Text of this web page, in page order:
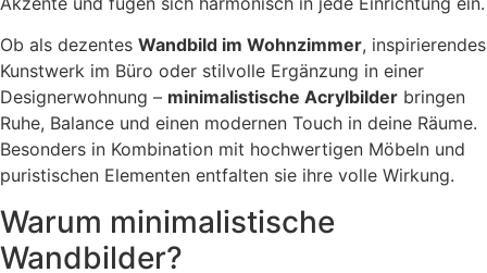
Ob als dezentes Wandbild im Wohnzimmer, inspirierendes
Kunstwerk im Büro oder stilvolle Ergänzung in einer
Designerwohnung – minimalistische Acrylbilder bringen
Ruhe, Balance und einen modernen Touch in deine Räume.
Besonders in Kombination mit hochwertigen Möbeln und
puristischen Elementen entfalten sie ihre volle Wirkung.
Warum minimalistische
Wandbilder?